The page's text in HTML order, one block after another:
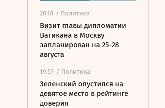
20:10 / Политика
Визит главы дипломатии
Ватикана в Москву
запланирован на 25-28
августа
19:57 / Политика
Зеленский опустился на
девятое место в рейтинге
доверия